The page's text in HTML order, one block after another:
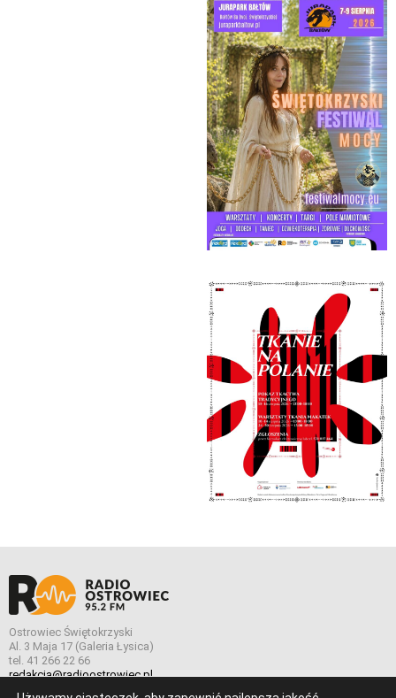
Ostrowiec Świętokrzyski
Al. 3 Maja 17 (Galeria Łysica)
tel. 41 266 22 66
redakcja@radioostrowiec.pl